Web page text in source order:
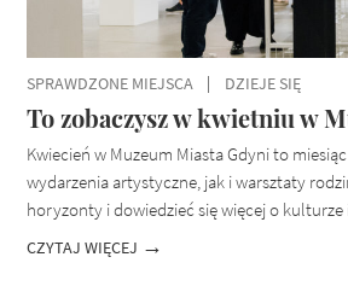
SPRAWDZONE MIEJSCA DZIEJE SIĘ
To zobaczysz w kwietniu w
Kwiecień w Muzeum Miasta Gdyni to
wydarzenia artystyczne, jak i warsztaty
horyzonty i dowiedzieć się więcej o
CZYTAJ WIĘCEJ